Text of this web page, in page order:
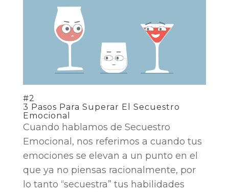
#2
3 Pasos Para Superar El Secuestro
Emocional
Cuando hablamos de Secuestro
Emocional, nos referimos a cuando tus
emociones se elevan a un punto en el
que ya no piensas racionalmente, por
lo tanto “secuestra” tus habilidades